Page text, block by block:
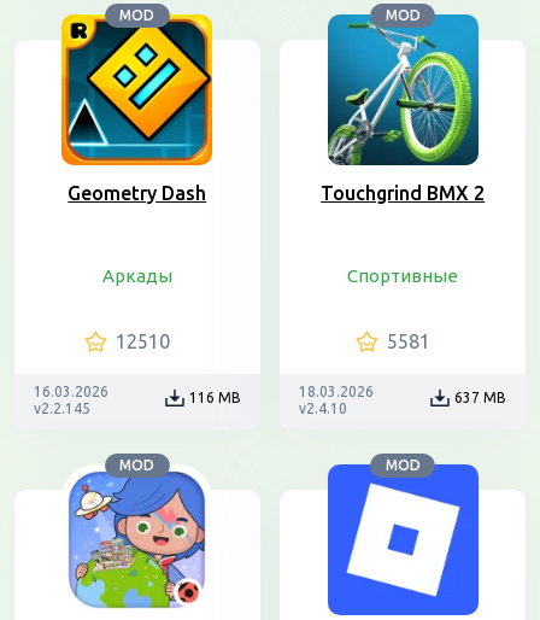
MOD
Geometry Dash
Аркады
12510
16.03.2026
v2.2.145
116 MB
MOD
Touchgrind BMX 2
Спортивные
5581
18.03.2026
v2.4.10
637 MB
MOD MOD